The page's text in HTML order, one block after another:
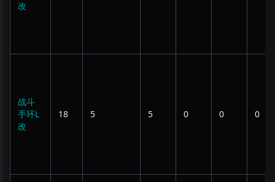
改
战斗
手环L
改
18 5 5 0 0 0